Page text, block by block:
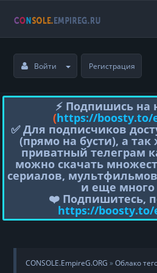
Войти Регистрация
⚡️ Подпишись на
(https://boosty.to/
✅ Для подписчиков
(прямо на бусти), а
приватный телеграм
можно скачать
сериалов,
и еще много
❤️ Подпишитесь,
https://boosty.to/
CONSOLE.EmpireG.ORG »Облако